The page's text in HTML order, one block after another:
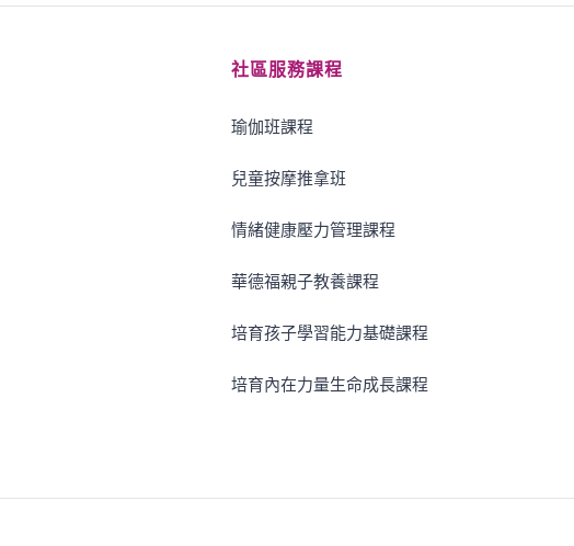
社區服務課程
瑜伽班課程
兒童按摩推拿班
情緒健康壓力管理課程
華德福親子教養課程
培育孩子學習能力基礎課程
培育內在力量生命成長課程